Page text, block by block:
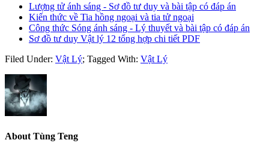
Lượng tử ánh sáng - Sơ đồ tư duy và bài tập có đáp án
Kiến thức về Tia hồng ngoại và tia tử ngoại
Công thức Sóng ánh sáng - Lý thuyết và bài tập có đáp án
Sơ đồ tư duy Vật lý 12 tổng hợp chi tiết PDF
Filed Under: Vật Lý; Tagged With: Vật Lý
About Tùng Teng